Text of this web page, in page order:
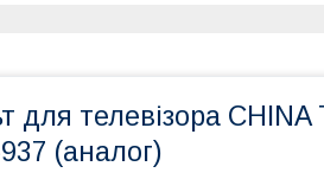
для телевізора CHINA
(аналог)